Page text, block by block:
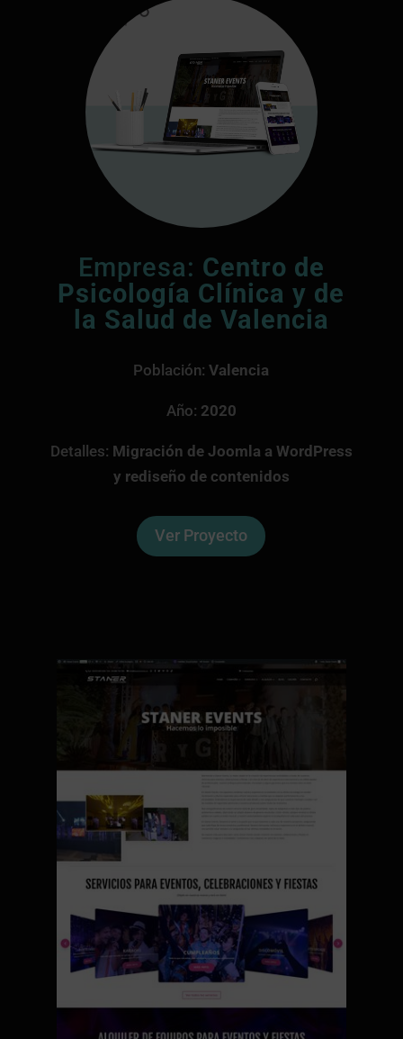
Empresa: Centro de
Psicología Clínica y de
la Salud de Valencia
Población:Valencia
Año: 2020
Detalles: Migración de Joomla a WordPress
y rediseño de contenidos
Ver Proyecto